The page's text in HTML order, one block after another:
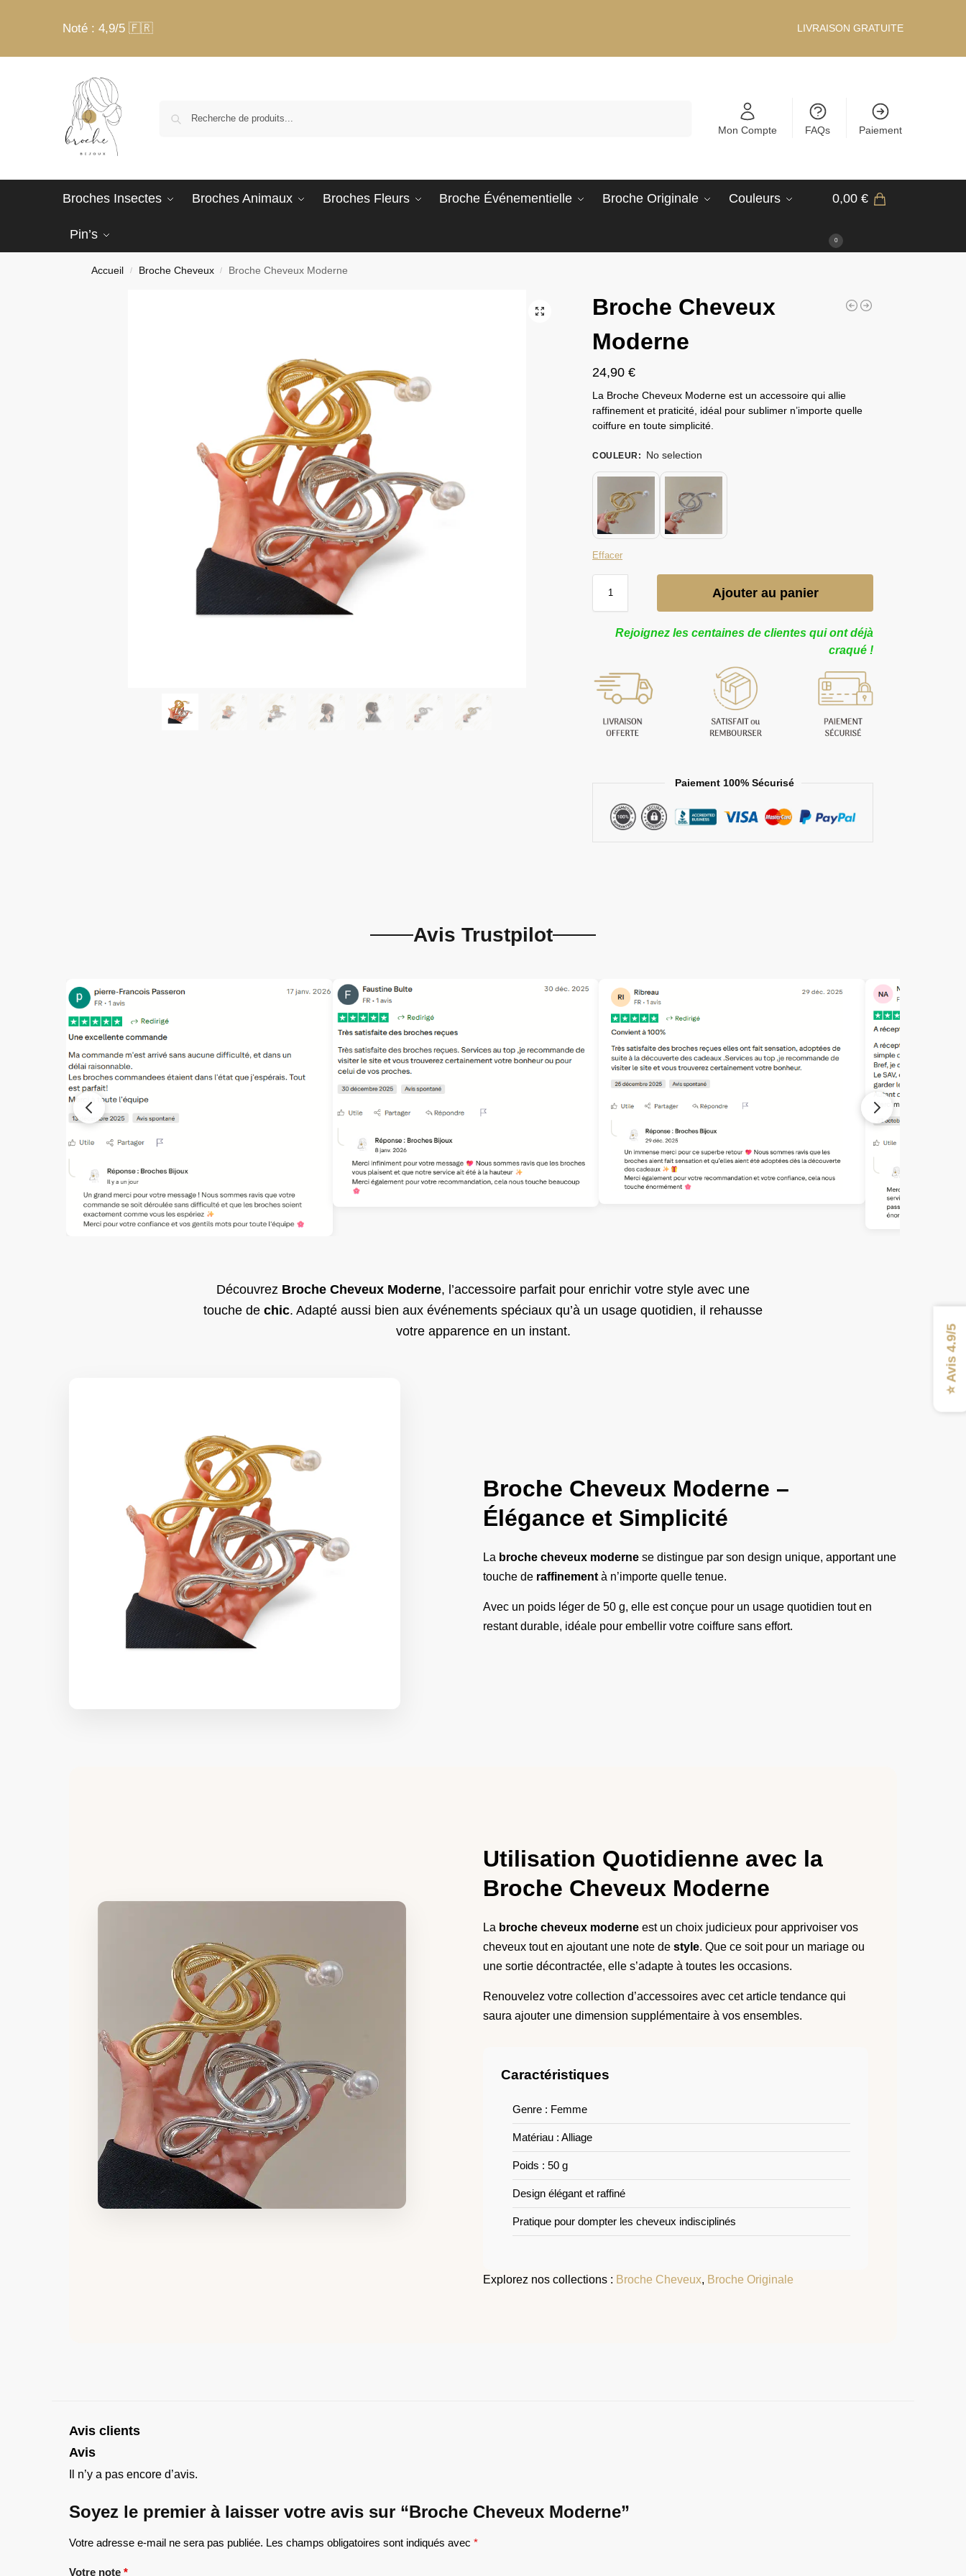
⭐ Avis 4.9/5
Noté : 4,9/5 🇫🇷 LIVRAISON GRATUITE
Mon Compte FAQs Paiement
Broches Insectes Broches Animaux Broches Fleurs Broche Événementielle Broche Originale Couleurs
Pin’s
0,00€
0
Accueil / Broche Cheveux / Broche Cheveux Moderne
Broche Cheveux
Moderne
24,90€
La Broche Cheveux Moderne est un accessoire qui allie
raffinement et praticité, idéal pour sublimer n’importe quelle
coiffure en toute simplicité.
COULEUR : No selection
Effacer
Ajouter au panier
Rejoignez les centaines de clientes qui ont déjà
craqué !
Paiement 100% Sécurisé
Avis Trustpilot
Découvrez Broche Cheveux Moderne, l’accessoire parfait pour enrichir votre style avec une
touche de chic. Adapté aussi bien aux événements spéciaux qu’à un usage quotidien, il rehausse
votre apparence en un instant.
Broche Cheveux Moderne –
Élégance et Simplicité
La broche cheveux moderne se distingue par son design unique, apportant une
touche de raffinement à n’importe quelle tenue.
Avec un poids léger de 50 g, elle est conçue pour un usage quotidien tout en
restant durable, idéale pour embellir votre coiffure sans effort.
Utilisation Quotidienne avec la
Broche Cheveux Moderne
La broche cheveux moderne est un choix judicieux pour apprivoiser vos
cheveux tout en ajoutant une note de style. Que ce soit pour un mariage ou
une sortie décontractée, elle s’adapte à toutes les occasions.
Renouvelez votre collection d’accessoires avec cet article tendance qui
saura ajouter une dimension supplémentaire à vos ensembles.
Caractéristiques
Genre : Femme
Matériau : Alliage
Poids : 50 g
Design élégant et raffiné
Pratique pour dompter les cheveux indisciplinés
Explorez nos collections : Broche Cheveux, Broche Originale
Avis clients
Avis
Il n’y a pas encore d’avis.
Soyez le premier à laisser votre avis sur “Broche Cheveux Moderne”
Votre adresse e-mail ne sera pas publiée. Les champs obligatoires sont indiqués avec *
Votre note *